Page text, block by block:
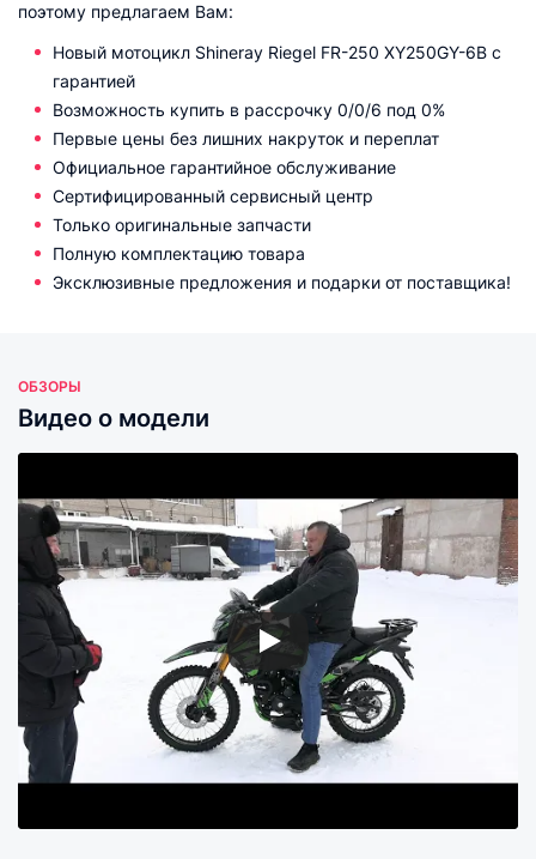
поэтому предлагаем Вам:
Новый мотоцикл Shineray Riegel FR-250 XY250GY-6B с
гарантией
Возможность купить в рассрочку 0/0/6 под 0%
Первые цены без лишних накруток и переплат
Официальное гарантийное обслуживание
Сертифицированный сервисный центр
Только оригинальные запчасти
Полную комплектацию товара
Эксклюзивные предложения и подарки от поставщика!
ОБЗОРЫ
Видео о модели